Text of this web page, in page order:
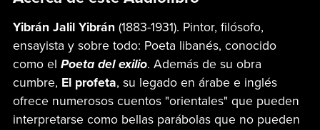
Yibrán Jalil Yibrán (1883-1931). Pintor, filósofo,
ensayista y sobre todo: Poeta libanés, conocido
como el Poeta del exilio. Además de su obra
cumbre, El profeta, su legado en árabe e inglés
ofrece numerosos cuentos "orientales" que pueden
interpretarse como bellas parábolas que no pueden